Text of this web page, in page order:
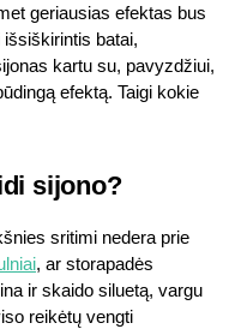
geriausias efektas bus
batai,
kartu su, pavyzdžiui,
efektą. Taigi kokie
sijono?
sritimi nedera prie
, ar storapadės
ir skaido siluetą, vargu
reikėtų vengti